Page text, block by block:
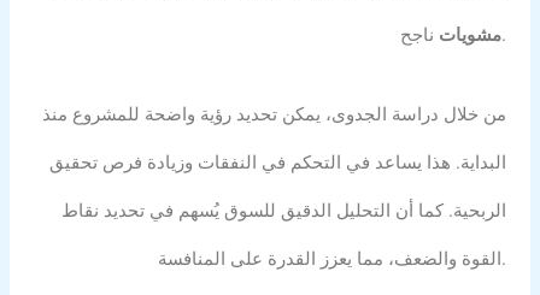
مشوياتناجح.
من خلال دراسة الجدوى، يمكن تحديد رؤية واضحة للمشروع منذ
البداية. هذا يساعد في التحكم في النفقات وزيادة فرص تحقيق
الربحية. كما أن التحليل الدقيق للسوق يُسهم في تحديد نقاط
القوة والضعف، مما يعزز القدرة على المنافسة.